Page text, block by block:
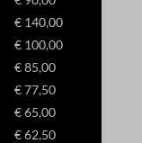
€ 140,00
€ 100,00
€ 85,00
€ 77,50
€ 65,00
€ 62,50